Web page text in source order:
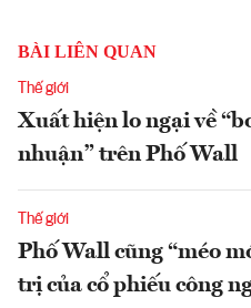
BÀI LIÊN QUAN
Thế giới
Xuất hiện lo ngại về
nhuận” trên Phố Wall
Thế giới
Phố Wall cũng “méo
trị của cổ phiếu công